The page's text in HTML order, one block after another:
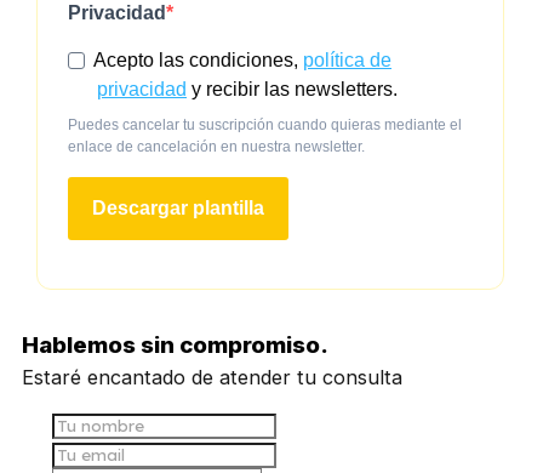
Privacidad
Acepto las condiciones, política de
privacidad y recibir las newsletters.
Puedes cancelar tu suscripción cuando quieras mediante el
enlace de cancelación en nuestra newsletter.
Descargar plantilla
Hablemos sin compromiso.
Estaré encantado de atender tu consulta